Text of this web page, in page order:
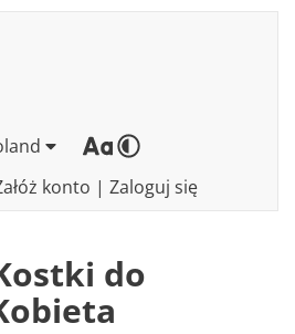
konto | Zaloguj się
do